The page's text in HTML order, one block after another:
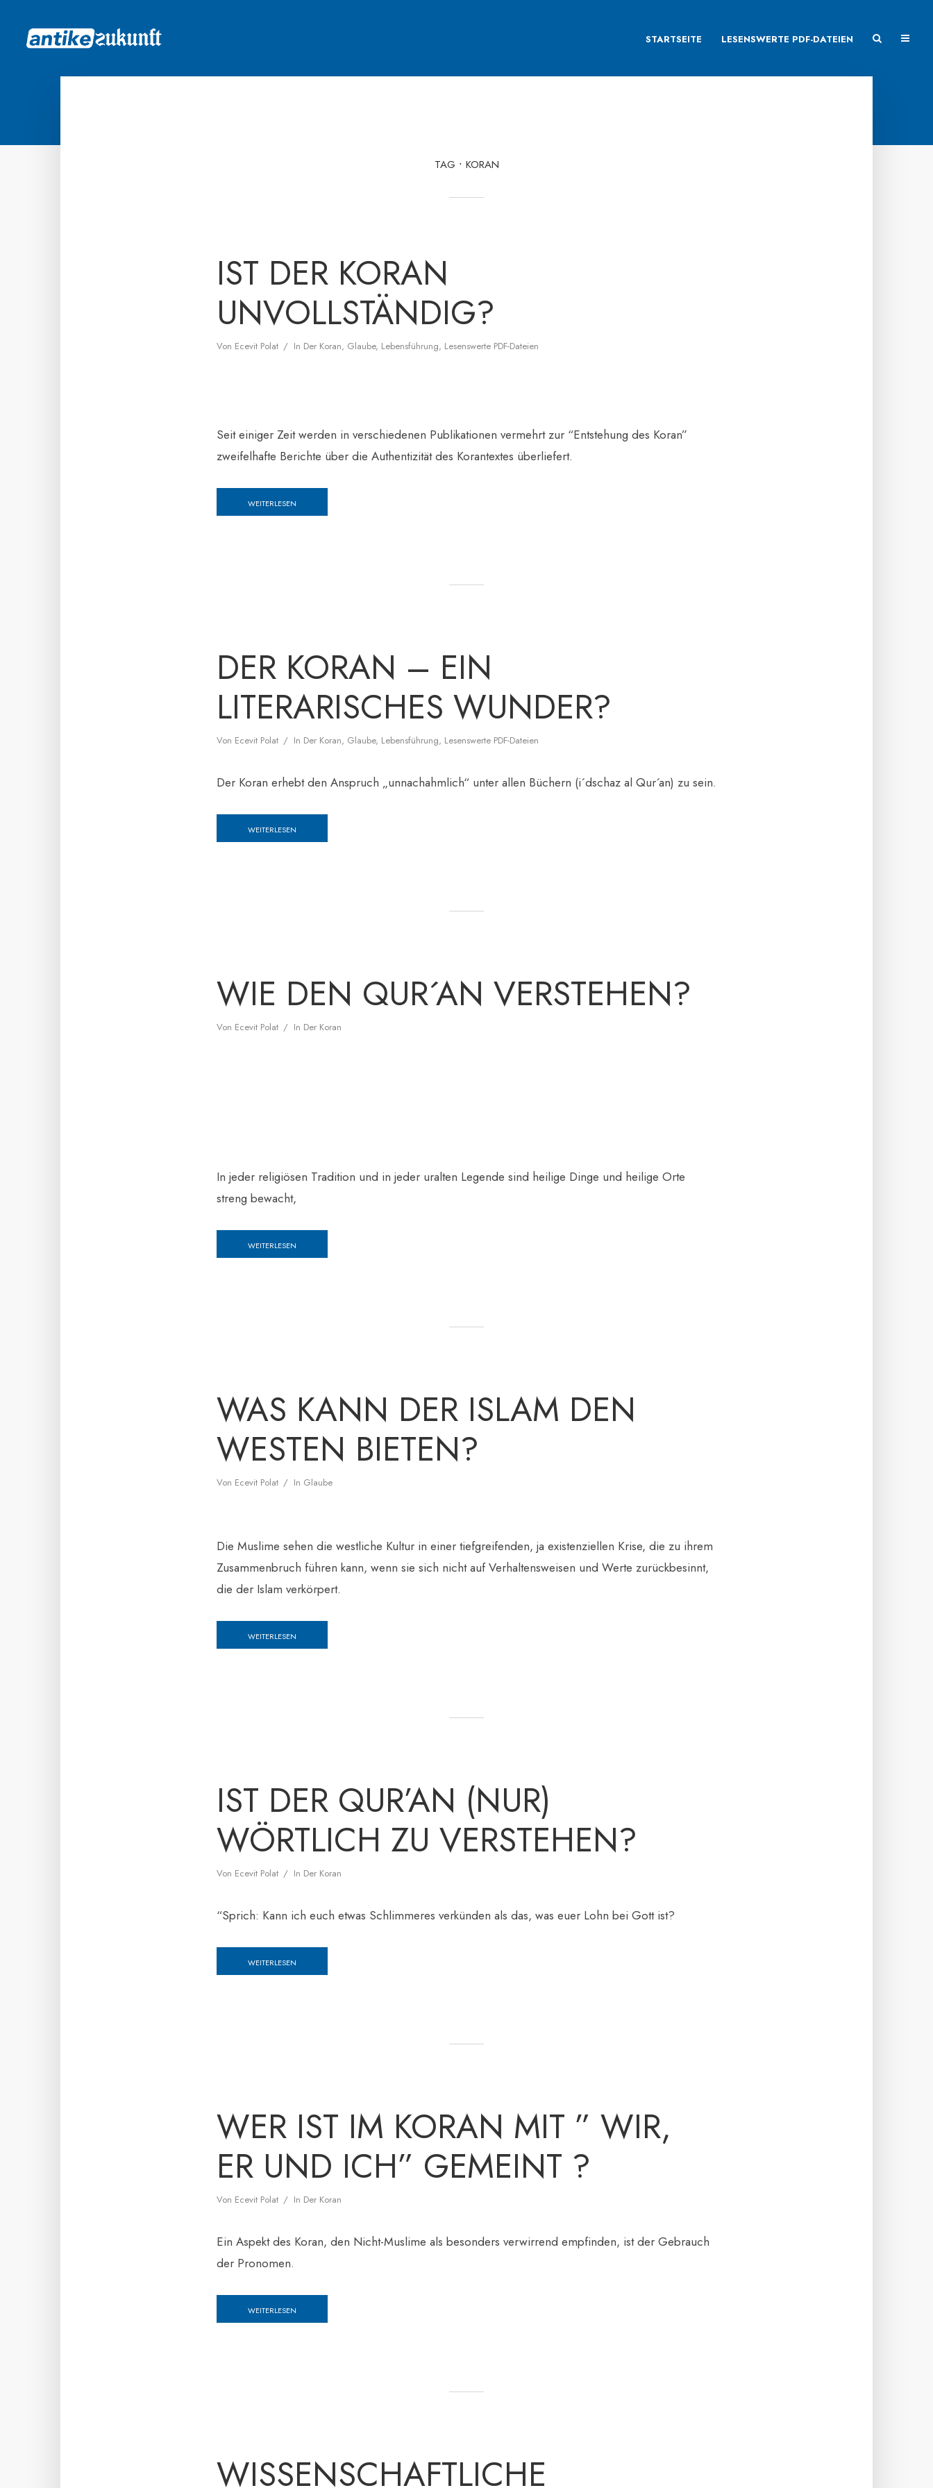
STARTSEITE LESENSWERTE PDF-DATEIEN
TAG KORAN
IST DER KORAN
UNVOLLSTÄNDIG?
Von Ecevit Polat In Der Koran, Glaube, Lebensführung, Lesenswerte PDF-Dateien
Seit einiger Zeit werden in verschiedenen Publikationen vermehrt zur “Entstehung des Koran”
zweifelhafte Berichte über die Authentizität des Korantextes überliefert.
WEITERLESEN
DER KORAN – EIN
LITERARISCHES WUNDER?
Von Ecevit Polat In Der Koran, Glaube, Lebensführung, Lesenswerte PDF-Dateien
Der Koran erhebt den Anspruch „unnachahmlich“ unter allen Büchern (i´dschaz al Qur´an) zu sein.
WEITERLESEN
WIE DEN QUR´AN VERSTEHEN?
Von Ecevit Polat In Der Koran
In jeder religiösen Tradition und in jeder uralten Legende sind heilige Dinge und heilige Orte
streng bewacht,
WEITERLESEN
WAS KANN DER ISLAM DEN
WESTEN BIETEN?
Von Ecevit Polat In Glaube
Die Muslime sehen die westliche Kultur in einer tiefgreifenden, ja existenziellen Krise, die zu ihrem
Zusammenbruch führen kann, wenn sie sich nicht auf Verhaltensweisen und Werte zurückbesinnt,
die der Islam verkörpert.
WEITERLESEN
IST DER QUR’AN (NUR)
WÖRTLICH ZU VERSTEHEN?
Von Ecevit Polat In Der Koran
“Sprich: Kann ich euch etwas Schlimmeres verkünden als das, was euer Lohn bei Gott ist?
WEITERLESEN
WER IST IM KORAN MIT ” WIR,
ER UND ICH” GEMEINT ?
Von Ecevit Polat In Der Koran
Ein Aspekt des Koran, den Nicht-Muslime als besonders verwirrend empfinden, ist der Gebrauch
der Pronomen.
WEITERLESEN
WISSENSCHAFTLICHE